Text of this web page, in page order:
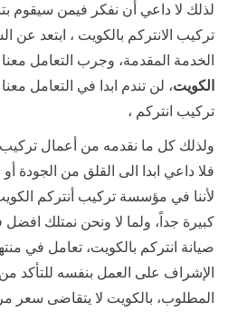
لذلك لا داعي أن نفكر فيمن سيقوم
تركيب الانتركم بالكويت ، ابتعد عن
الخدمة المقدمة، وجرب التعامل
الكويت، لن تندم ابدا في التعامل
تركيب انتركم ،
ولذلك كل ما نقدمه من أعمال تركيب
فلا داعي ابدا الى القلق من الجودة
لأننا في مؤسسة تركيب أنتركم
كبيرة جداً، ولما لا ونحن نمتلك
صيانة انتركم بالكويت، تعامل في
الإشراف على العمل بنفسه للتأكد
المطلوب، بالكويت لا يتقاضى سعر